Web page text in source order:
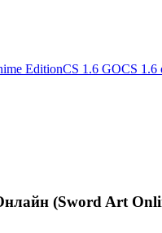
EditionCS 1.6 GOCS 1.6
(Sword Art